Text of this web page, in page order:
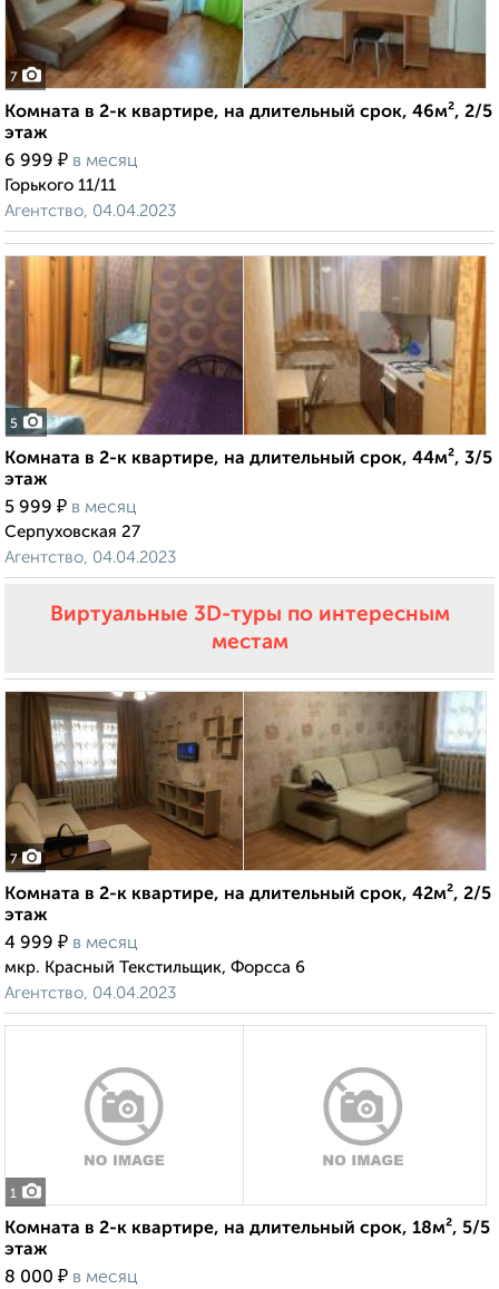
7
Комната в 2-к квартире, на длительный срок, 46м², 2/5
этаж
6 999 ₽ в месяц
Горького 11/11
Агентство, 04.04.2023
5
Комната в 2-к квартире, на длительный срок, 44м², 3/5
этаж
5 999 ₽ в месяц
Серпуховская 27
Агентство, 04.04.2023
Виртуальные 3D-туры по интересным
местам
7
Комната в 2-к квартире, на длительный срок, 42м², 2/5
этаж
4 999 ₽ в месяц
мкр. Красный Текстильщик, Форсса 6
Агентство, 04.04.2023
1
Комната в 2-к квартире, на длительный срок, 18м², 5/5
этаж
8 000 ₽ в месяц